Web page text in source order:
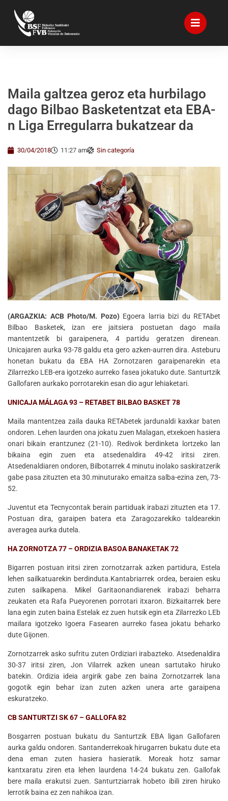
Maila galtzea geroz eta hurbilago
dago Bilbao Basketentzat eta EBA-
n Liga Erregularra bukatzear da
30/04/2018 11:27 am Sin categoría
(ARGAZKIA: ACB Photo/M. Pozo)Egoera larria bizi du RETAbet
Bilbao Basketek, izan ere jaitsiera postuetan dago maila
mantentzetik bi garaipenera, 4 partidu geratzen direnean.
Unicajaren aurka 93-78 galdu eta gero azken-aurren dira. Asteburu
honetan bukatu da EBA HA Zornotzaren garaipenarekin eta
Zilarrezko LEB-era igotzeko aurreko fasea jokatuko dute. Santurtzik
Gallofaren aurkako porrotarekin esan dio agur lehiaketari.
UNICAJA MÁLAGA 93 – RETABET BILBAO BASKET 78
Maila mantentzea zaila dauka RETAbetek jardunaldi kaxkar baten
ondoren. Lehen laurden ona jokatu zuen Malagan, etxekoen hasiera
onari bikain erantzunez (21-10). Redivok berdinketa lortzeko lan
bikaina egin zuen eta atsedenaldira 49-42 iritsi ziren.
Atsedenaldiaren ondoren, Bilbotarrek 4 minutu inolako saskiratzerik
gabe pasa zituzten eta 30.minuturako emaitza salba-ezina zen, 73-
52.
Juventut eta Tecnycontak berain partiduak irabazi zituzten eta 17.
Postuan dira, garaipen batera eta Zaragozarekiko taldearekin
averagea aurka dutela.
HA ZORNOTZA 77 – ORDIZIA BASOA BANAKETAK 72
Bigarren postuan iritsi ziren zornotzarrak azken partidura, Estela
lehen sailkatuarekin berdinduta.Kantabriarrek ordea, beraien esku
zuten sailkapena. Mikel Garitaonandiarenek irabazi beharra
zeukaten eta Rafa Pueyorenen porrotari itxaron. Bizkaitarrek bere
lana egin zuten baina Estelak ez zuen hutsik egin eta Zilarrezko LEb
mailara igotzeko Igoera Fasearen aurreko fasea jokatu beharko
dute Gijonen.
Zornotzarrek asko sufritu zuten Ordiziari irabazteko. Atsedenaldira
30-37 iritsi ziren, Jon Vilarrek azken unean sartutako hiruko
batekin. Ordizia ideia argirik gabe zen baina Zornotzarrek lana
gogotik egin behar izan zuten azken unera arte garaipena
eskuratzeko.
CB SANTURTZI SK 67 – GALLOFA 82
Bosgarren postuan bukatu du Santurtzik EBA ligan Gallofaren
aurka galdu ondoren. Santanderrekoak hirugarren bukatu dute eta
dena eman zuten hasiera hasieratik. Moreak hotz samar
kantxaratu ziren eta lehen laurdena 14-24 bukatu zen. Gallofak
bere maila erakutsi zuen. Santurtziarrak hobeto ibili ziren hiruko
lerrotik baina ez zen nahikoa izan.